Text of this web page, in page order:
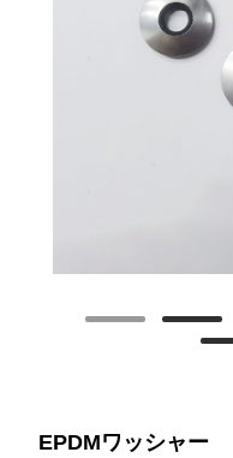
EPDMワッシャー